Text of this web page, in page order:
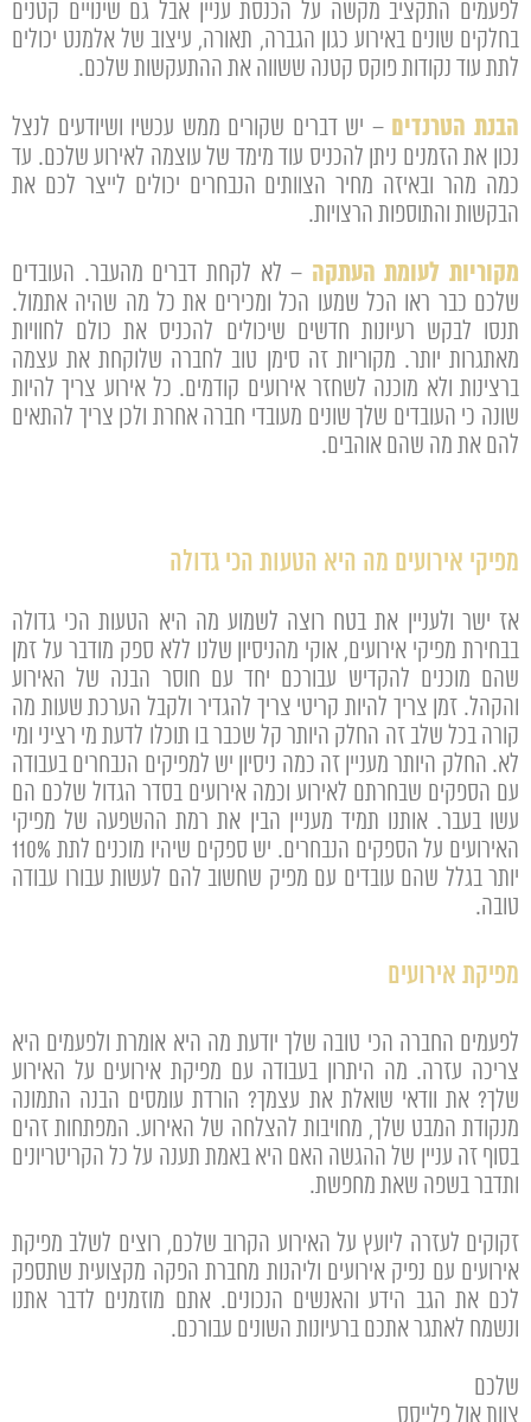
לפעמים התקציב מקשה על הכנסת עניין אבל גם שינויים קטנים
בחלקים שונים באירוע כגון הגברה, תאורה, עיצוב של אלמנט יכולים
לתת עוד נקודות פוקס קטנה ששווה את ההתעקשות שלכם.
הבנת הטרנדים – יש דברים שקורים ממש עכשיו ושיודעים לנצל
נכון את הזמנים ניתן להכניס עוד מימד של עוצמה לאירוע שלכם. עד
כמה מהר ובאיזה מחיר הצוותים הנבחרים יכולים לייצר לכם את
הבקשות והתוספות הרצויות.
מקוריות לעומת העתקה – לא לקחת דברים מהעבר. העובדים
שלכם כבר ראו הכל שמעו הכל ומכירים את כל מה שהיה אתמול.
תנסו לבקש רעיונות חדשים שיכולים להכניס את כולם לחוויות
מאתגרות יותר. מקוריות זה סימן טוב לחברה שלוקחת את עצמה
ברצינות ולא מוכנה לשחזר אירועים קודמים. כל אירוע צריך להיות
שונה כי העובדים שלך שונים מעובדי חברה אחרת ולכן צריך להתאים
להם את מה שהם אוהבים.
מפיקי אירועים מה היא הטעות הכי גדולה
אז ישר ולעניין את בטח רוצה לשמוע מה היא הטעות הכי גדולה
בבחירת מפיקי אירועים, אוקי מהניסיון שלנו ללא ספק מודבר על זמן
שהם מוכנים להקדיש עבורכם יחד עם חוסר הבנה של האירוע
והקהל. זמן צריך להיות קריטי צריך להגדיר ולקבל הערכת שעות מה
קורה בכל שלב זה החלק היותר קל שכבר בו תוכלו לדעת מי רציני ומי
לא. החלק היותר מעניין זה כמה ניסיון יש למפיקים הנבחרים בעבודה
עם הספקים שבחרתם לאירוע וכמה אירועים בסדר הגדול שלכם הם
עשו בעבר. אותנו תמיד מעניין הבין את רמת ההשפעה של מפיקי
האירועים על הספקים הנבחרים. יש ספקים שיהיו מוכנים לתת 110%
יותר בגלל שהם עובדים עם מפיק שחשוב להם לעשות עבורו עבודה
טובה.
מפיקת אירועים
לפעמים החברה הכי טובה שלך יודעת מה היא אומרת ולפעמים היא
צריכה עזרה. מה היתרון בעבודה עם מפיקת אירועים על האירוע
שלך? את וודאי שואלת את עצמך? הורדת עומסים הבנה התמונה
מנקודת המבט שלך, מחויבות להצלחה של האירוע. המפתחות זהים
בסוף זה עניין של ההגשה האם היא באמת תענה על כל הקריטריונים
ותדבר בשפה שאת מחפשת.
זקוקים לעזרה ליועץ על האירוע הקרוב שלכם, רוצים לשלב מפיקת
אירועים עם נפיק אירועים וליהנות מחברת הפקה מקצועית שתספק
לכם את הגב הידע והאנשים הנכונים. אתם מוזמנים לדבר אתנו
ונשמח לאתגר אתכם ברעיונות השונים עבורכם.
שלכם
צוות אול פלייסס